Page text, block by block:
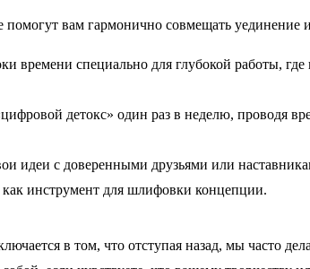
помогут вам гармонично совмещать уединение
времени специально для глубокой работы,
детокс» один раз в неделю, проводя
идеи с доверенными друзьями или
инструмент для шлифовки концепции.
в том, что отступая назад, мы часто